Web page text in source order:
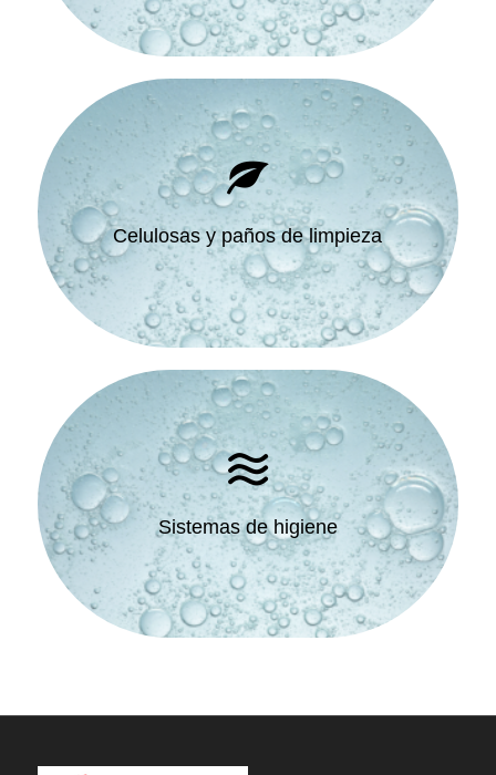
Celulosas y paños de limpieza
Sistemas de higiene